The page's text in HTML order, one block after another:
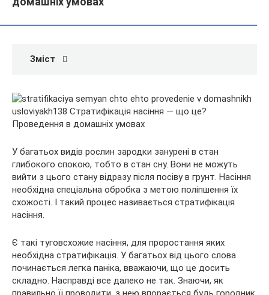
Зміст
У багатьох видів рослин зародки занурені в стан
глибокого спокою, тобто в стан сну. Вони не можуть
вийти з цього стану відразу після посіву в грунт. Насіння
необхідна спеціальна обробка з метою поліпшення їх
схожості. І такий процес називається стратифікація
насіння.
Є такі туговсхожие насіння, для проростання яких
необхідна стратифікація. У багатьох від цього слова
починається легка паніка, вважаючи, що це досить
складно. Насправді все далеко не так. Знаючи, як